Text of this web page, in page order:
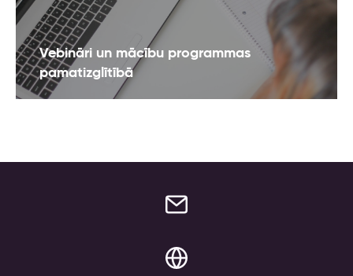
Vebināri un mācību programmas
pamatizglītībā